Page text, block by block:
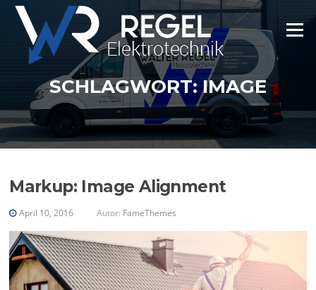
Zum
Inhalt
springen
Menü
SCHLAGWORT:IMAGE
Markup: Image Alignment
April 10, 2016 Autor: FameThemes